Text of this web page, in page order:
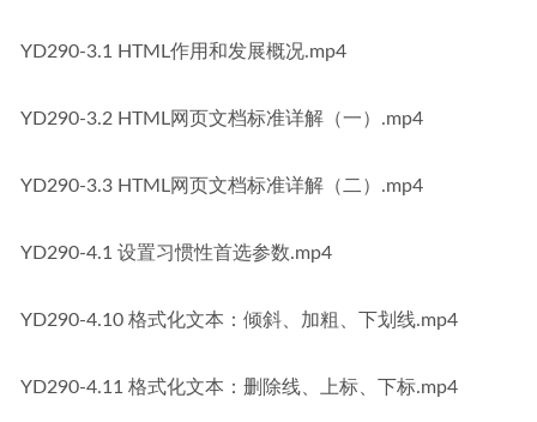
YD290-3.1 HTML作用和发展概况.mp4
YD290-3.2 HTML网页文档标准详解（一）.mp4
YD290-3.3 HTML网页文档标准详解（二）.mp4
YD290-4.1 设置习惯性首选参数.mp4
YD290-4.10 格式化文本：倾斜、加粗、下划线.mp4
YD290-4.11 格式化文本：删除线、上标、下标.mp4